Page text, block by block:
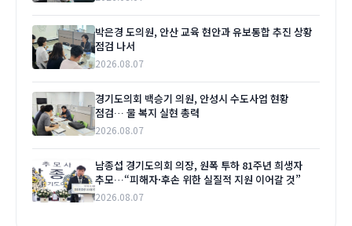
박은경 도의원, 안산 교육 현안과 유보통합 추진 상황
점검 나서
2026.08.07
경기도의회 백승기 의원, 안성시 수도사업 현황
점검… 물 복지 실현 총력
2026.08.07
남종섭 경기도의회 의장, 원폭 투하 81주년 희생자
추모…“피해자·후손 위한 실질적 지원 이어갈 것”
2026.08.07